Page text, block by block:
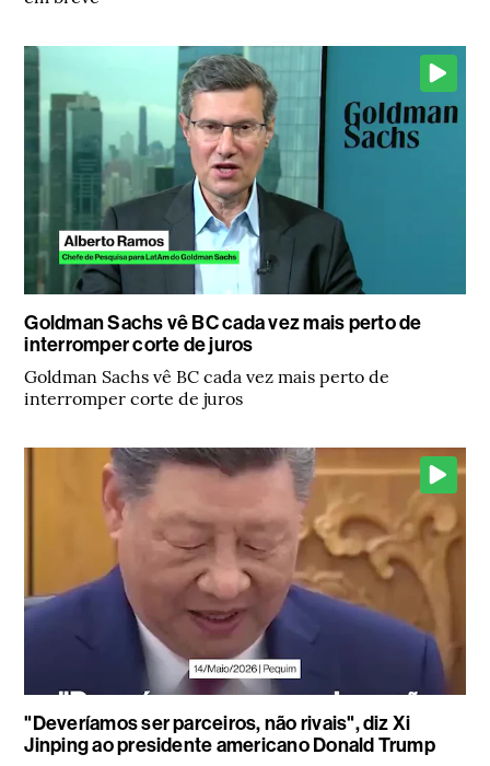
Goldman Sachs vê BC cada vez mais perto de
interromper corte de juros
Goldman Sachs vê BC cada vez mais perto de
interromper corte de juros
"Deveríamos ser parceiros, não rivais", diz Xi
Jinping ao presidente americano Donald Trump